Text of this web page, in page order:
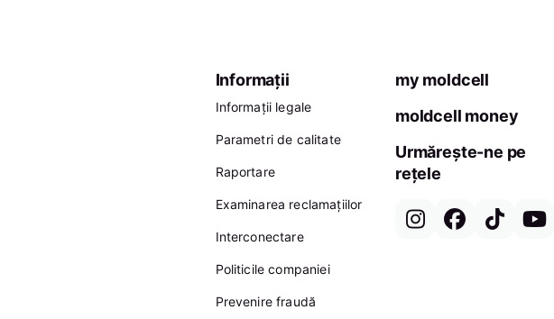
Informații
Informații legale
Parametri de calitate
Raportare
Examinarea reclamațiilor
Interconectare
Politicile companiei
Prevenire fraudă
my moldcell
moldcell money
Urmărește-ne pe
rețele